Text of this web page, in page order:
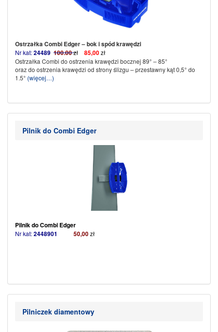
Ostrzałka Combi Edger – bok i spód krawędzi
Nr kat:24489 100.00zł 85,00zł
Ostrzałka Combi do ostrzenia krawędzi bocznej 89° – 85°
oraz do ostrzenia krawędzi od strony ślizgu – przestawny kąt 0,5° do
1.5° (więcej…)
Pilnik do Combi Edger
Pilnik do Combi Edger
Nr kat:2448901 50,00zł
Pilniczek diamentowy